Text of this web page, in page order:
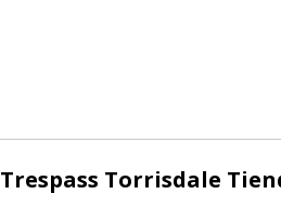
Trespass Torrisdale